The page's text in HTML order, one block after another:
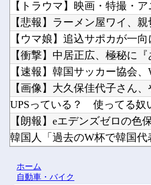
UPSっている？ 使ってる奴
ユニクロのBLEACHのTシャ
ホーム
自動車・バイク